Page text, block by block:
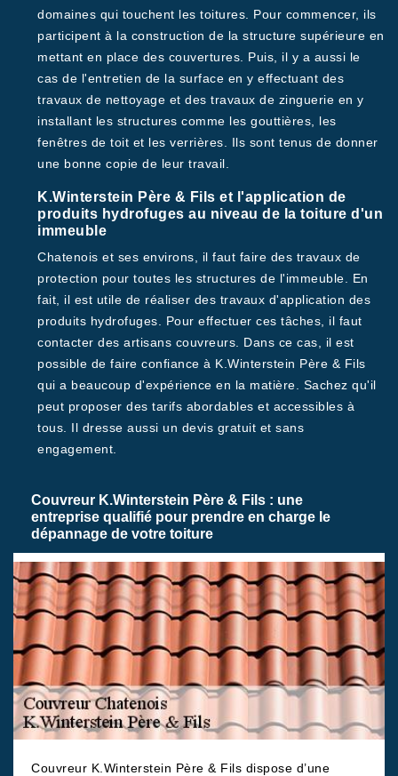
domaines qui touchent les toitures. Pour commencer, ils
participent à la construction de la structure supérieure en
mettant en place des couvertures. Puis, il y a aussi le
cas de l'entretien de la surface en y effectuant des
travaux de nettoyage et des travaux de zinguerie en y
installant les structures comme les gouttières, les
fenêtres de toit et les verrières. Ils sont tenus de donner
une bonne copie de leur travail.
K.Winterstein Père & Fils et l'application de
produits hydrofuges au niveau de la toiture d'un
immeuble
Chatenois et ses environs, il faut faire des travaux de
protection pour toutes les structures de l'immeuble. En
fait, il est utile de réaliser des travaux d'application des
produits hydrofuges. Pour effectuer ces tâches, il faut
contacter des artisans couvreurs. Dans ce cas, il est
possible de faire confiance à K.Winterstein Père & Fils
qui a beaucoup d'expérience en la matière. Sachez qu'il
peut proposer des tarifs abordables et accessibles à
tous. Il dresse aussi un devis gratuit et sans
engagement.
Couvreur K.Winterstein Père & Fils : une
entreprise qualifié pour prendre en charge le
dépannage de votre toiture
Couvreur K.Winterstein Père & Fils dispose d’une